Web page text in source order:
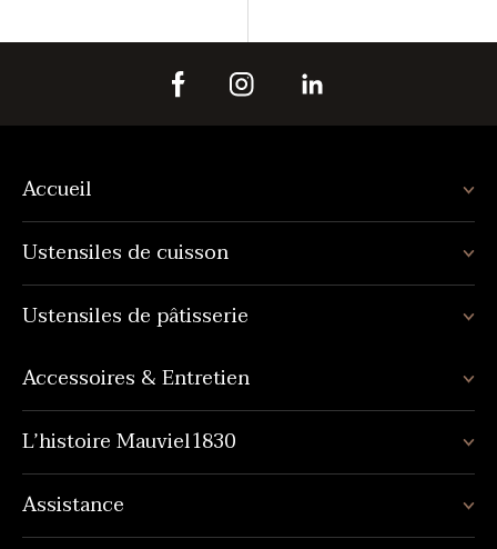
Accueil
Ustensiles de cuisson
Ustensiles de pâtisserie
Accessoires & Entretien
L’histoire Mauviel1830
Assistance